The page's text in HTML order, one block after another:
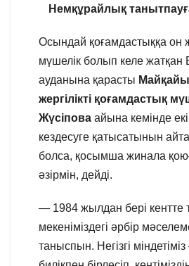
Немқұрайлық
Осындай қоғамдастыққа он
мүшелік болып келе жатқан
ауданына қарасты
жергілікті қоғамдастық
Жүсіпова айына кемінде екі
кездесуге қатысатынын
болса, қосымша жинала
әзірмін, дейді.
— 1984 жылдан бері кентте
мекеніміздегі әрбір
таныспын. Негізгі міндетіміз